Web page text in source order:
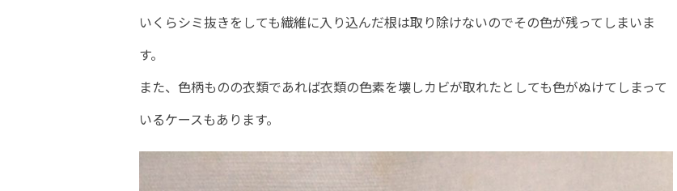
いくらシミ抜きをしても繊維に入り込んだ根は取り除けないのでその色が残ってしまいま
す。
また、色柄ものの衣類であれば衣類の色素を壊しカビが取れたとしても色がぬけてしまって
いるケースもあります。